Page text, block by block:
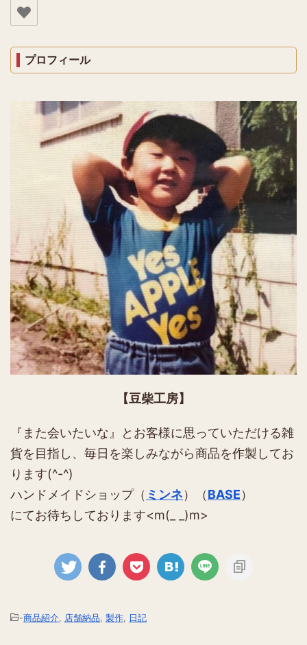
プロフィール
【豆柴工房】
『また会いたいな』とお客様に思っていただける雑
貨を目指し、毎日を楽しみながら商品を作製してお
ります(^-^)
ハンドメイドショップ（ ミンネ）（BASE）
にてお待ちしております<m(_ _)m>
-商品紹介 店舗納品 製作 日記